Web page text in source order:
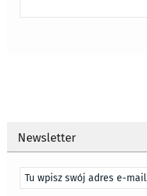
Newsletter